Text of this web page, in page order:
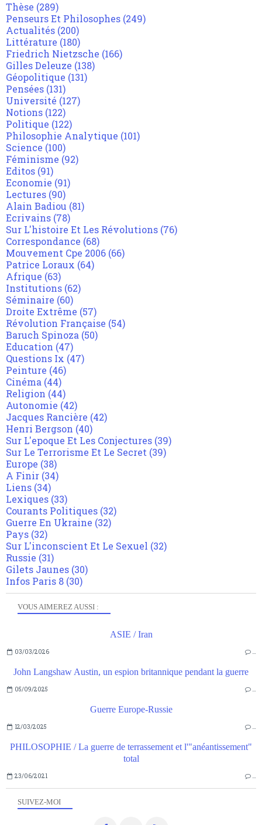
SUIVEZ-MOI
VOUS AIMEREZ AUSSI :
ASIE / Iran
03/03/2026 …
John Langshaw Austin, un espion britannique pendant la guerre
05/09/2025 …
Guerre Europe-Russie
12/03/2025 …
PHILOSOPHIE / La guerre de terrassement et l'"anéantissement"
total
23/06/2021 …
Thèse (289)
Penseurs Et Philosophes (249)
Actualités (200)
Littérature (180)
Friedrich Nietzsche (166)
Gilles Deleuze (138)
Géopolitique (131)
Pensées (131)
Université (127)
Notions (122)
Politique (122)
Philosophie Analytique (101)
Science (100)
Féminisme (92)
Editos (91)
Economie (91)
Lectures (90)
Alain Badiou (81)
Ecrivains (78)
Sur L'histoire Et Les Révolutions (76)
Correspondance (68)
Mouvement Cpe 2006 (66)
Patrice Loraux (64)
Afrique (63)
Institutions (62)
Séminaire (60)
Droite Extrême (57)
Révolution Française (54)
Baruch Spinoza (50)
Education (47)
Questions Ix (47)
Peinture (46)
Cinéma (44)
Religion (44)
Autonomie (42)
Jacques Rancière (42)
Henri Bergson (40)
Sur L'epoque Et Les Conjectures (39)
Sur Le Terrorisme Et Le Secret (39)
Europe (38)
A Finir (34)
Liens (34)
Lexiques (33)
Courants Politiques (32)
Guerre En Ukraine (32)
Pays (32)
Sur L'inconscient Et Le Sexuel (32)
Russie (31)
Gilets Jaunes (30)
Infos Paris 8 (30)